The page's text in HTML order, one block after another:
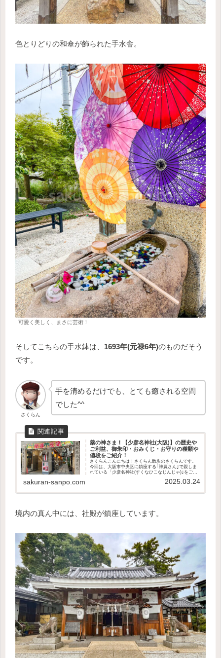
色とりどりの和傘が飾られた手水舎。
可愛く美しく、まさに芸術！
そしてこちらの手水鉢は、 1693年(元禄6年)のものだそう
です。
さくらん
手を清めるだけでも、とても癒される空間
でした^^
薬の神さま！【少彦名神社(大阪)】の歴史や
ご利益、御朱印・おみくじ・お守りの種類や
値段をご紹介！
さくらんこんにちは！さくらん散歩のさくらんです。
今回は、大阪市中央区に鎮座する｢神農さん｣で親しま
れている「少彦名神社(すくなひこなじんじゃ)｣をご紹
御祭神どんなご利益があるのか授与品の種類や...
sakuran-sanpo.com 2025.03.24
境内の真ん中には、社殿が鎮座しています。